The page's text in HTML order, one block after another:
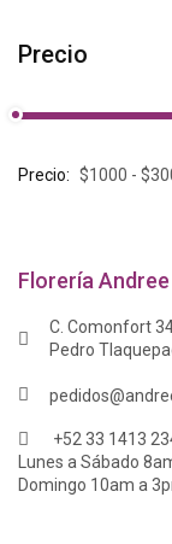
Precio
Precio:
Florería Andree
C. Comonfort
Pedro
+52 33 1413
Lunes a Sábado
Domingo 10am a